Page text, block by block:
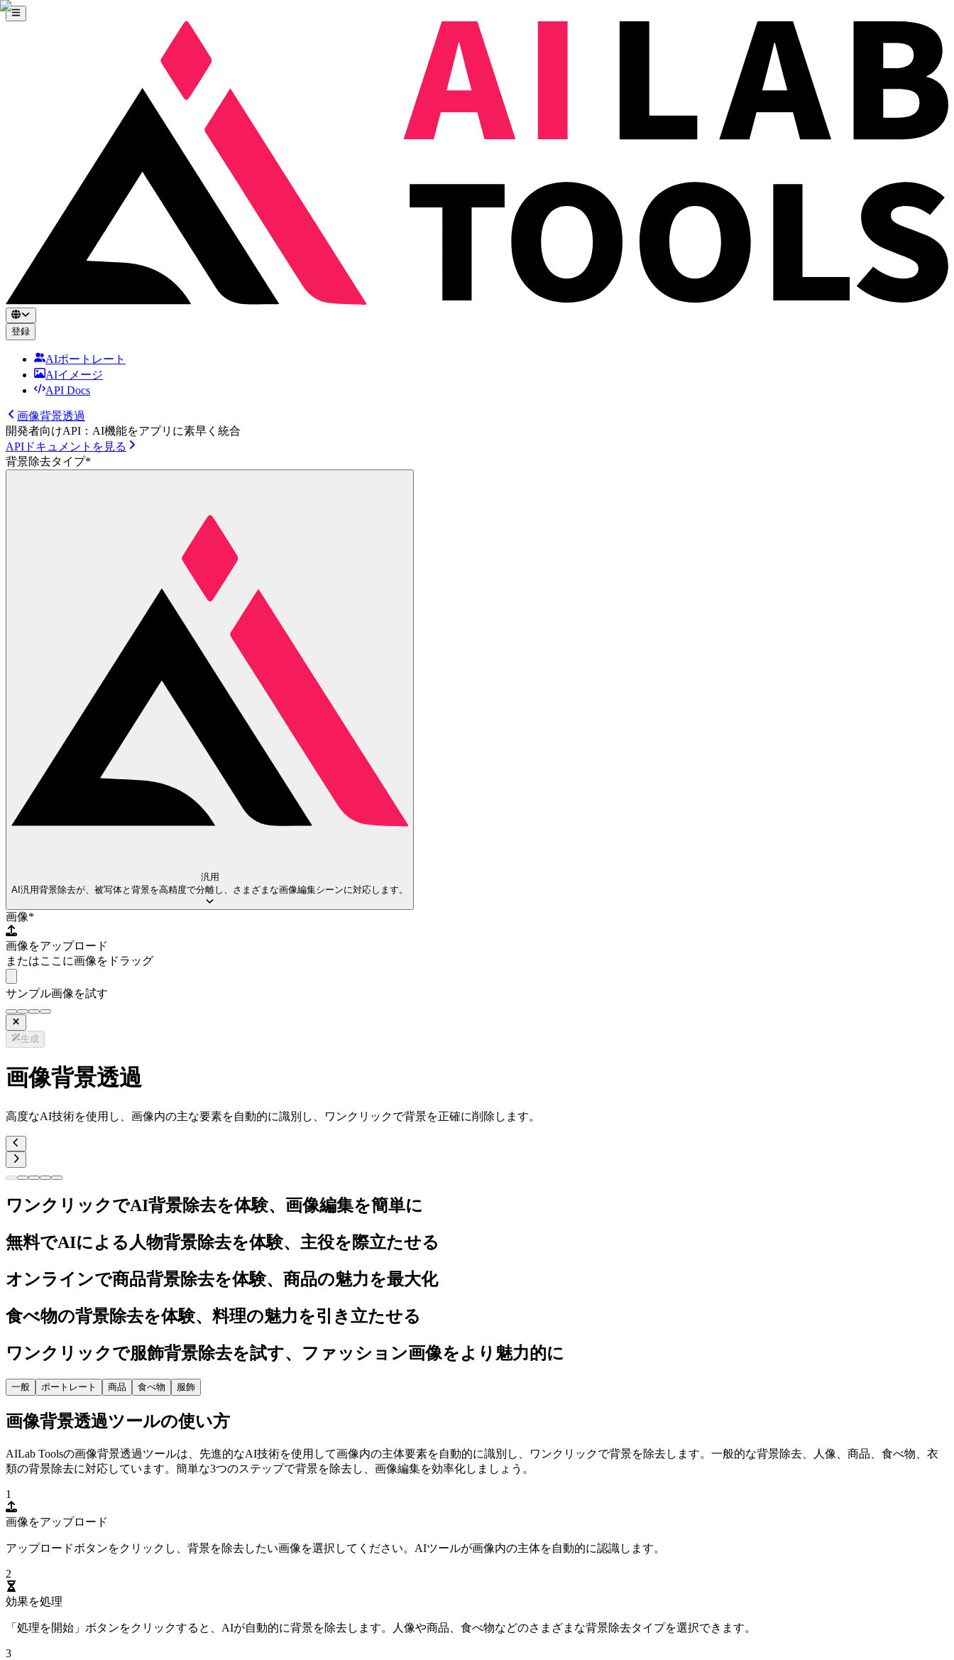
登録
AIポートレート
AIイメージ
API Docs
画像背景透過
開発者向けAPI：AI機能をアプリに素早く統合
APIドキュメントを見る
背景除去タイプ*
汎用
AI汎用背景除去が、被写体と背景を高精度で分離し、さまざまな画像編集シーンに対応します。
画像*
画像をアップロード
またはここに画像をドラッグ
サンプル画像を試す
生成
画像背景透過
高度なAI技術を使用し、画像内の主な要素を自動的に識別し、ワンクリックで背景を正確に削除します。
ワンクリックでAI背景除去を体験、画像編集を簡単に
無料でAIによる人物背景除去を体験、主役を際立たせる
オンラインで商品背景除去を体験、商品の魅力を最大化
食べ物の背景除去を体験、料理の魅力を引き立たせる
ワンクリックで服飾背景除去を試す、ファッション画像をより魅力的に
一般 ポートレート 商品 食べ物 服飾
画像背景透過ツールの使い方
AILab Toolsの画像背景透過ツールは、先進的なAI技術を使用して画像内の主体要素を自動的に識別し、ワンクリックで背景を除去します。一般的な背景除去、人像、商品、食べ物、衣
類の背景除去に対応しています。簡単な3つのステップで背景を除去し、画像編集を効率化しましょう。
1
画像をアップロード
アップロードボタンをクリックし、背景を除去したい画像を選択してください。AIツールが画像内の主体を自動的に認識します。
2
効果を処理
「処理を開始」ボタンをクリックすると、AIが自動的に背景を除去します。人像や商品、食べ物などのさまざまな背景除去タイプを選択できます。
3